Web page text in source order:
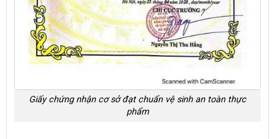
Giấy chứng nhận cơ sở đạt chuẩn vệ sinh an toàn thực
phẩm